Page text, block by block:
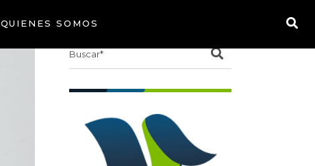
QUIENES SOMOS
Search